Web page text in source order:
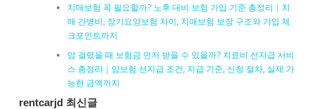
치매보험 꼭 필요할까? 노후 대비 보험 가입 기준 총정리｜치
매 간병비, 장기요양보험 차이, 치매보험 보장 구조와 가입 체
크포인트까지
암 걸렸을 때 보험금 먼저 받을 수 있을까? 치료비 선지급 서비
스 총정리｜암보험 선지급 조건, 지급 기준, 신청 절차, 실제 가
능한 금액까지
rentcarjd 최신글